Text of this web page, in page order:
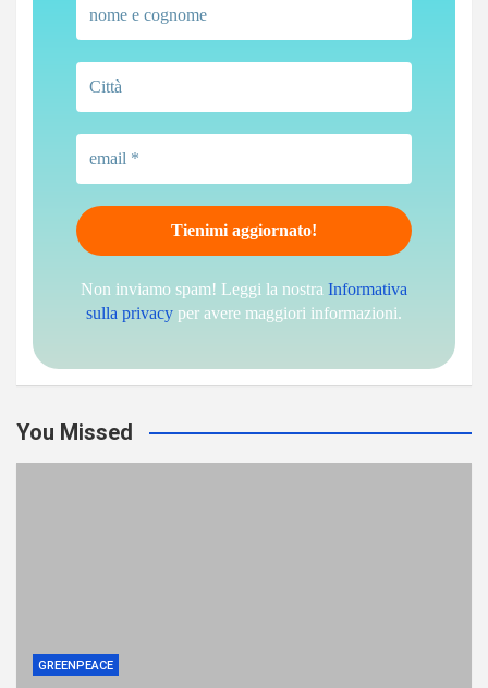
Non inviamo spam! Leggi la nostra Informativa
sulla privacy per avere maggiori informazioni.
You Missed
GREENPEACE